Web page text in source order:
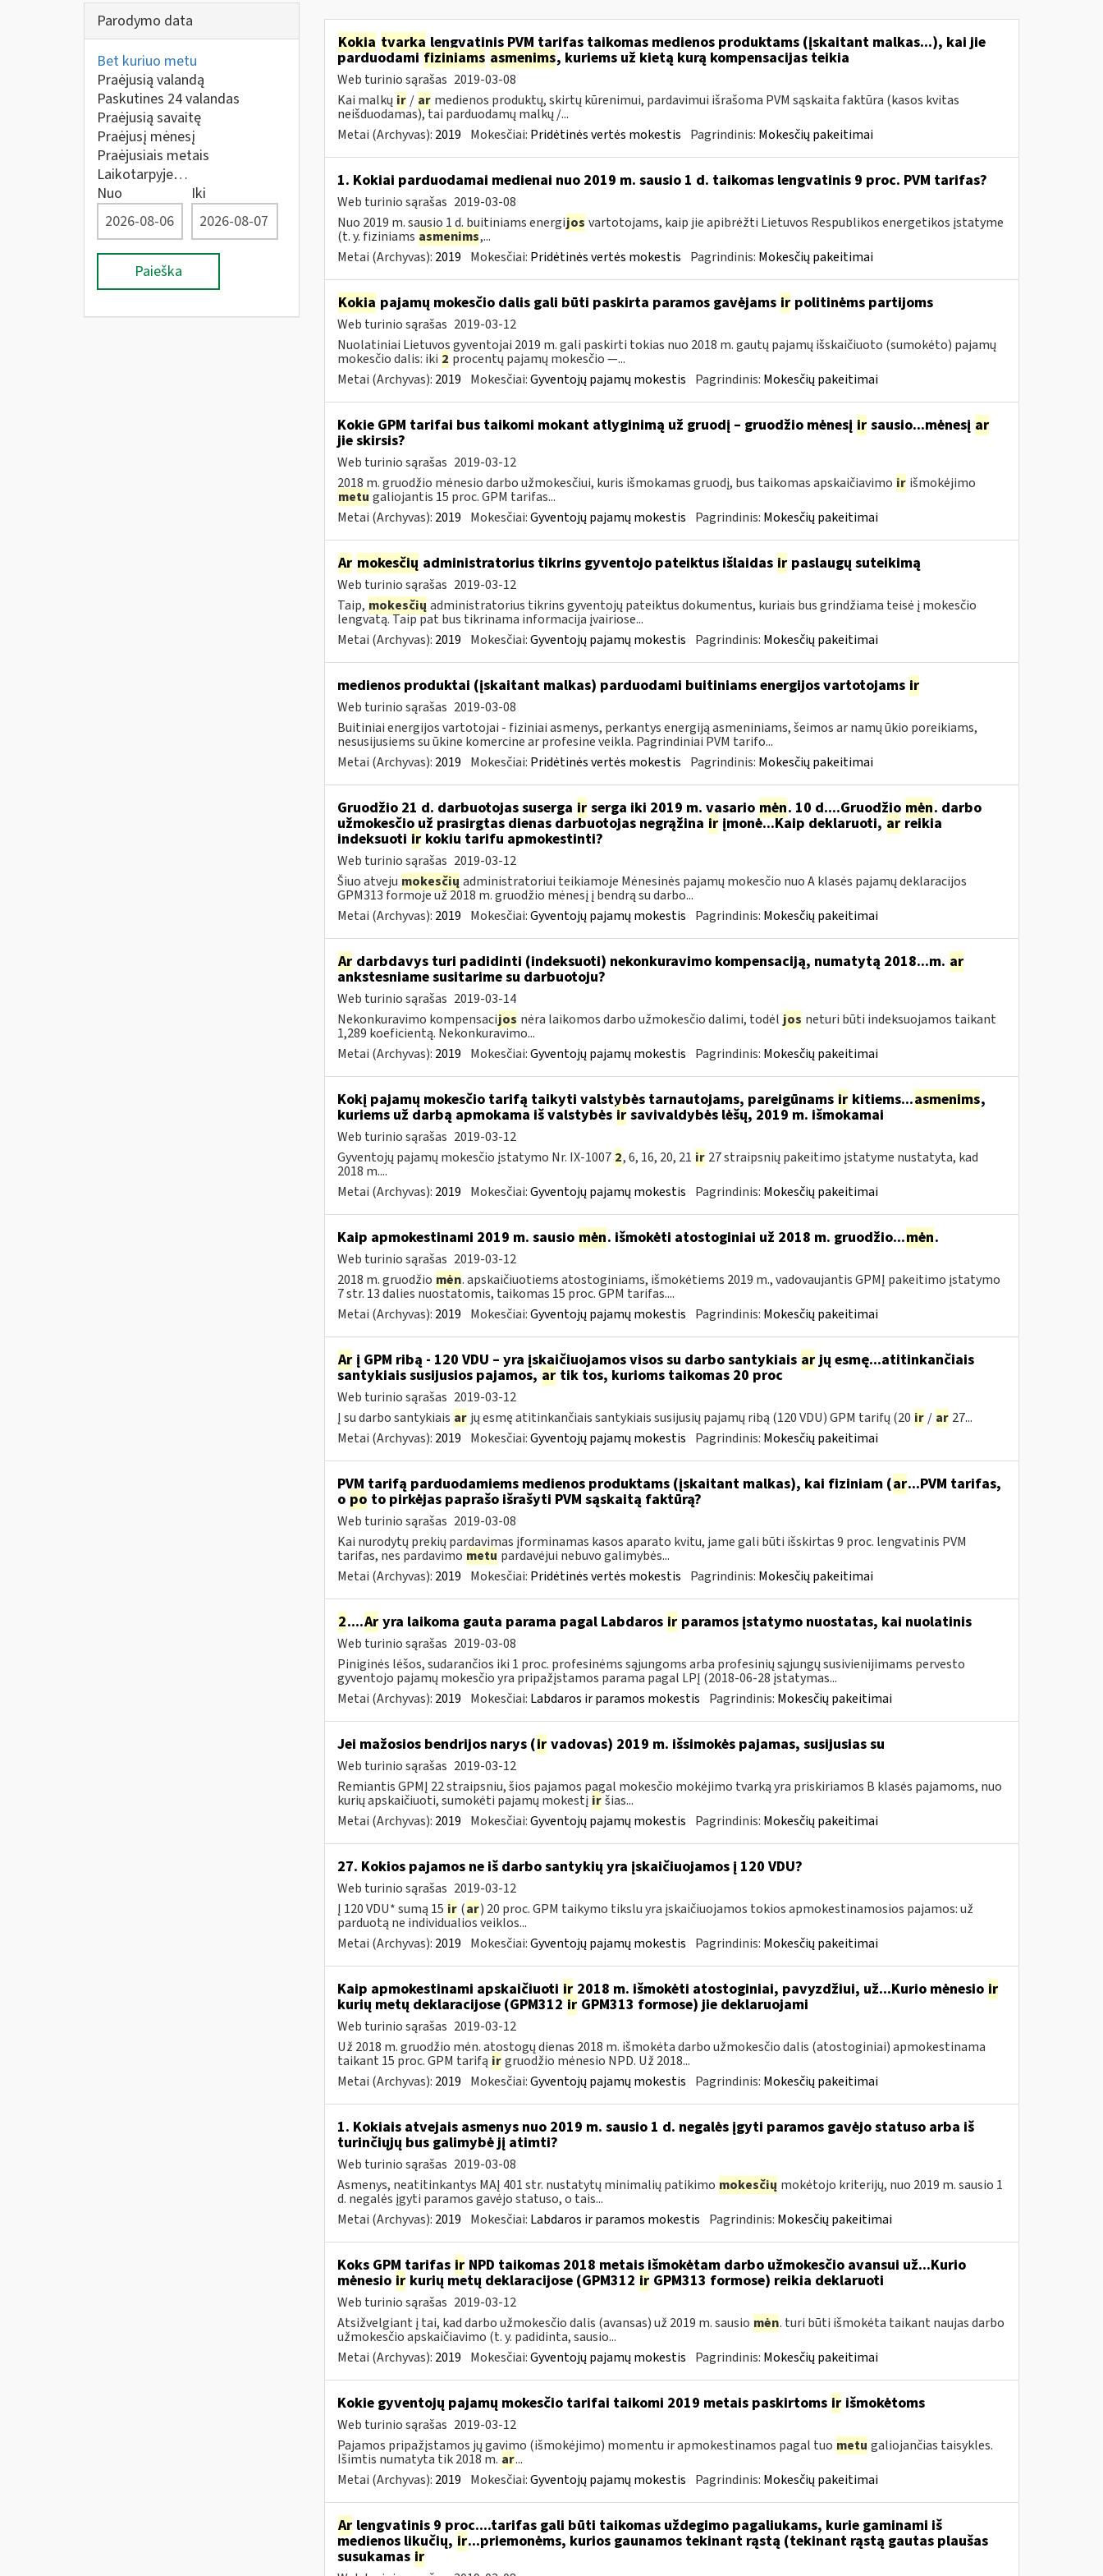
Parodymo data
Bet kuriuo metu
Praėjusią valandą
Paskutines 24 valandas
Praėjusią savaitę
Praėjusį mėnesį
Praėjusiais metais
Laikotarpyje…
Nuo
Iki
Paieška
Kokia tvarkalengvatinis PVM tarifas taikomas medienos produktams (įskaitant malkas...), kai jie
parduodamifiziniams asmenims, kuriems už kietą kurą kompensacijas teikia
Web turinio sąrašas 2019-03-08
Kai malkų ir / ar medienos produktų, skirtų kūrenimui, pardavimui išrašoma PVM sąskaita faktūra (kasos kvitas
neišduodamas), tai parduodamų malkų /...
Metai (Archyvas): 2019 Mokesčiai: Pridėtinės vertės mokestis Pagrindinis: Mokesčių pakeitimai
1. Kokiai parduodamai medienai nuo 2019 m. sausio 1 d. taikomas lengvatinis 9 proc. PVM tarifas?
Web turinio sąrašas 2019-03-08
Nuo 2019 m. sausio 1 d. buitiniams energijos vartotojams, kaip jie apibrėžti Lietuvos Respublikos energetikos įstatyme
(t. y. fiziniams asmenims,...
Metai (Archyvas): 2019 Mokesčiai: Pridėtinės vertės mokestis Pagrindinis: Mokesčių pakeitimai
Kokia pajamų mokesčio dalis gali būti paskirta paramos gavėjams irpolitinėms partijoms
Web turinio sąrašas 2019-03-12
Nuolatiniai Lietuvos gyventojai 2019 m. gali paskirti tokias nuo 2018 m. gautų pajamų išskaičiuoto (sumokėto) pajamų
mokesčio dalis: iki 2 procentų pajamų mokesčio —...
Metai (Archyvas): 2019 Mokesčiai:Gyventojų pajamų mokestis Pagrindinis: Mokesčių pakeitimai
Kokie GPM tarifai bus taikomi mokant atlyginimą už gruodį – gruodžio mėnesį irsausio...mėnesį ar
jie skirsis?
Web turinio sąrašas 2019-03-12
2018 m. gruodžio mėnesio darbo užmokesčiui, kuris išmokamas gruodį, bus taikomas apskaičiavimo ir išmokėjimo
metu galiojantis 15 proc. GPM tarifas...
Metai (Archyvas): 2019 Mokesčiai:Gyventojų pajamų mokestis Pagrindinis: Mokesčių pakeitimai
Ar mokesčių administratorius tikrins gyventojo pateiktus išlaidas irpaslaugų suteikimą
Web turinio sąrašas 2019-03-12
Taip, mokesčių administratorius tikrins gyventojų pateiktus dokumentus, kuriais bus grindžiama teisė į mokesčio
lengvatą. Taip pat bus tikrinama informacija įvairiose...
Metai (Archyvas): 2019 Mokesčiai:Gyventojų pajamų mokestis Pagrindinis: Mokesčių pakeitimai
medienos produktai (įskaitant malkas) parduodami buitiniams energijos vartotojams ir
Web turinio sąrašas 2019-03-08
Buitiniai energijos vartotojai - fiziniai asmenys, perkantys energiją asmeniniams, šeimos ar namų ūkio poreikiams,
nesusijusiems su ūkine komercine ar profesine veikla. Pagrindiniai PVM tarifo...
Metai (Archyvas): 2019 Mokesčiai: Pridėtinės vertės mokestis Pagrindinis: Mokesčių pakeitimai
Gruodžio 21 d. darbuotojas suserga irserga iki 2019 m. vasario mėn. 10 d....Gruodžio mėn. darbo
užmokesčio už prasirgtas dienas darbuotojas negrąžina irįmonė...Kaip deklaruoti, arreikia
indeksuoti irkokiu tarifu apmokestinti?
Web turinio sąrašas 2019-03-12
Šiuo atveju mokesčių administratoriui teikiamoje Mėnesinės pajamų mokesčio nuo A klasės pajamų deklaracijos
GPM313 formoje už 2018 m. gruodžio mėnesį į bendrą su darbo...
Metai (Archyvas): 2019 Mokesčiai:Gyventojų pajamų mokestis Pagrindinis: Mokesčių pakeitimai
Ardarbdavys turi padidinti (indeksuoti) nekonkuravimo kompensaciją, numatytą 2018...m. ar
ankstesniame susitarime su darbuotoju?
Web turinio sąrašas 2019-03-14
Nekonkuravimo kompensacijos nėra laikomos darbo užmokesčio dalimi, todėl jos neturi būti indeksuojamos taikant
1,289 koeficientą. Nekonkuravimo...
Metai (Archyvas): 2019 Mokesčiai:Gyventojų pajamų mokestis Pagrindinis: Mokesčių pakeitimai
Kokį pajamų mokesčio tarifą taikyti valstybės tarnautojams, pareigūnams irkitiems...asmenims,
kuriems už darbą apmokama iš valstybės irsavivaldybės lėšų, 2019 m. išmokamai
Web turinio sąrašas 2019-03-12
Gyventojų pajamų mokesčio įstatymo Nr. IX-1007 2, 6, 16, 20, 21 ir 27 straipsnių pakeitimo įstatyme nustatyta, kad
2018 m....
Metai (Archyvas): 2019 Mokesčiai:Gyventojų pajamų mokestis Pagrindinis: Mokesčių pakeitimai
Kaip apmokestinami 2019 m. sausio mėn. išmokėti atostoginiai už 2018 m. gruodžio...mėn.
Web turinio sąrašas 2019-03-12
2018 m. gruodžio mėn. apskaičiuotiems atostoginiams, išmokėtiems 2019 m., vadovaujantis GPMĮ pakeitimo įstatymo
7 str. 13 dalies nuostatomis, taikomas 15 proc. GPM tarifas....
Metai (Archyvas): 2019 Mokesčiai:Gyventojų pajamų mokestis Pagrindinis: Mokesčių pakeitimai
Arį GPM ribą - 120 VDU – yra įskaičiuojamos visos su darbo santykiais arjų esmę...atitinkančiais
santykiais susijusios pajamos, artik tos, kurioms taikomas 20 proc
Web turinio sąrašas 2019-03-12
Į su darbo santykiais ar jų esmę atitinkančiais santykiais susijusių pajamų ribą (120 VDU) GPM tarifų (20 ir / ar 27...
Metai (Archyvas): 2019 Mokesčiai:Gyventojų pajamų mokestis Pagrindinis: Mokesčių pakeitimai
PVM tarifą parduodamiems medienos produktams (įskaitant malkas), kai fiziniam (ar...PVM tarifas,
o po to pirkėjas paprašo išrašyti PVM sąskaitą faktūrą?
Web turinio sąrašas 2019-03-08
Kai nurodytų prekių pardavimas įforminamas kasos aparato kvitu, jame gali būti išskirtas 9 proc. lengvatinis PVM
tarifas, nes pardavimo metu pardavėjui nebuvo galimybės...
Metai (Archyvas): 2019 Mokesčiai: Pridėtinės vertės mokestis Pagrindinis: Mokesčių pakeitimai
2....Aryra laikoma gauta parama pagal Labdaros irparamos įstatymo nuostatas, kai nuolatinis
Web turinio sąrašas 2019-03-08
Piniginės lėšos, sudarančios iki 1 proc. profesinėms sąjungoms arba profesinių sąjungų susivienijimams pervesto
gyventojo pajamų mokesčio yra pripažįstamos parama pagal LPĮ (2018-06-28 įstatymas...
Metai (Archyvas): 2019 Mokesčiai: Labdaros ir paramos mokestis Pagrindinis: Mokesčių pakeitimai
Jei mažosios bendrijos narys (irvadovas) 2019 m. išsimokės pajamas, susijusias su
Web turinio sąrašas 2019-03-12
Remiantis GPMĮ 22 straipsniu, šios pajamos pagal mokesčio mokėjimo tvarką yra priskiriamos B klasės pajamoms, nuo
kurių apskaičiuoti, sumokėti pajamų mokestį ir šias...
Metai (Archyvas): 2019 Mokesčiai:Gyventojų pajamų mokestis Pagrindinis: Mokesčių pakeitimai
27. Kokios pajamos ne iš darbo santykių yra įskaičiuojamos į 120 VDU?
Web turinio sąrašas 2019-03-12
Į 120 VDU* sumą 15 ir (ar) 20 proc. GPM taikymo tikslu yra įskaičiuojamos tokios apmokestinamosios pajamos: už
parduotą ne individualios veiklos...
Metai (Archyvas): 2019 Mokesčiai:Gyventojų pajamų mokestis Pagrindinis: Mokesčių pakeitimai
Kaip apmokestinami apskaičiuoti ir2018 m. išmokėti atostoginiai, pavyzdžiui, už...Kurio mėnesio ir
kurių metų deklaracijose (GPM312irGPM313 formose) jie deklaruojami
Web turinio sąrašas 2019-03-12
Už 2018 m. gruodžio mėn. atostogų dienas 2018 m. išmokėta darbo užmokesčio dalis (atostoginiai) apmokestinama
taikant 15 proc. GPM tarifą ir gruodžio mėnesio NPD. Už 2018...
Metai (Archyvas): 2019 Mokesčiai:Gyventojų pajamų mokestis Pagrindinis: Mokesčių pakeitimai
1. Kokiais atvejais asmenys nuo 2019 m. sausio 1 d. negalės įgyti paramos gavėjo statuso arba iš
turinčiųjų bus galimybė jį atimti?
Web turinio sąrašas 2019-03-08
Asmenys, neatitinkantys MAĮ 401 str. nustatytų minimalių patikimo mokesčių mokėtojo kriterijų, nuo 2019 m. sausio 1
d. negalės įgyti paramos gavėjo statuso, o tais...
Metai (Archyvas): 2019 Mokesčiai: Labdaros ir paramos mokestis Pagrindinis: Mokesčių pakeitimai
Koks GPM tarifas irNPD taikomas 2018 metais išmokėtam darbo užmokesčio avansui už...Kurio
mėnesio irkurių metų deklaracijose (GPM312 irGPM313 formose) reikia deklaruoti
Web turinio sąrašas 2019-03-12
Atsižvelgiant į tai, kad darbo užmokesčio dalis (avansas) už 2019 m. sausio mėn. turi būti išmokėta taikant naujas darbo
užmokesčio apskaičiavimo (t. y. padidinta, sausio...
Metai (Archyvas): 2019 Mokesčiai:Gyventojų pajamų mokestis Pagrindinis: Mokesčių pakeitimai
Kokie gyventojų pajamų mokesčio tarifai taikomi 2019 metais paskirtoms irišmokėtoms
Web turinio sąrašas 2019-03-12
Pajamos pripažįstamos jų gavimo (išmokėjimo) momentu ir apmokestinamos pagal tuo metu galiojančias taisykles.
Išimtis numatyta tik 2018 m. ar...
Metai (Archyvas): 2019 Mokesčiai:Gyventojų pajamų mokestis Pagrindinis: Mokesčių pakeitimai
Arlengvatinis 9 proc....tarifas gali būti taikomas uždegimo pagaliukams, kurie gaminami iš
medienos likučių, ir...priemonėms, kurios gaunamos tekinant rąstą (tekinant rąstą gautas plaušas
susukamas ir